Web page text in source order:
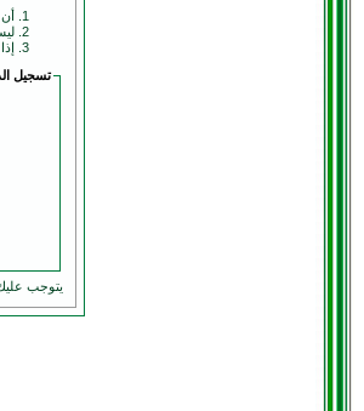
تسجيل
يتوجب